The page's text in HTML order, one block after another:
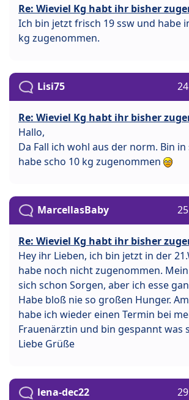
Re: Wieviel Kg habt ihr bisher
Ich bin jetzt frisch 19 ssw und habe
kg zugenommen.
Lisi75
Re: Wieviel Kg habt ihr bisher
Hallo,
Da Fall ich wohl aus der norm. Bin in
habe scho 10 kg zugenommen
MarcellasBaby
Re: Wieviel Kg habt ihr bisher
Hey ihr Lieben, ich bin jetzt in der
habe noch nicht zugenommen.
sich schon Sorgen, aber ich esse
Habe bloß nie so großen Hunger.
habe ich wieder einen Termin bei
Frauenärztin und bin gespannt was
Liebe Grüße
lena-dec22